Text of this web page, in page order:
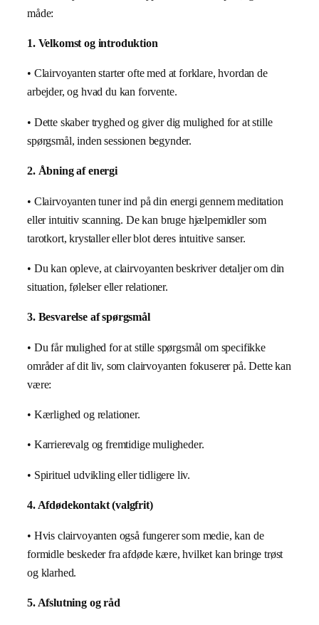
måde:
1. Velkomst og introduktion
• Clairvoyanten starter ofte med at forklare, hvordan de
arbejder, og hvad du kan forvente.
• Dette skaber tryghed og giver dig mulighed for at stille
spørgsmål, inden sessionen begynder.
2. Åbning af energi
• Clairvoyanten tuner ind på din energi gennem meditation
eller intuitiv scanning. De kan bruge hjælpemidler som
tarotkort, krystaller eller blot deres intuitive sanser.
• Du kan opleve, at clairvoyanten beskriver detaljer om din
situation, følelser eller relationer.
3. Besvarelse af spørgsmål
• Du får mulighed for at stille spørgsmål om specifikke
områder af dit liv, som clairvoyanten fokuserer på. Dette kan
være:
• Kærlighed og relationer.
• Karrierevalg og fremtidige muligheder.
• Spirituel udvikling eller tidligere liv.
4. Afdødekontakt (valgfrit)
• Hvis clairvoyanten også fungerer som medie, kan de
formidle beskeder fra afdøde kære, hvilket kan bringe trøst
og klarhed.
5. Afslutning og råd